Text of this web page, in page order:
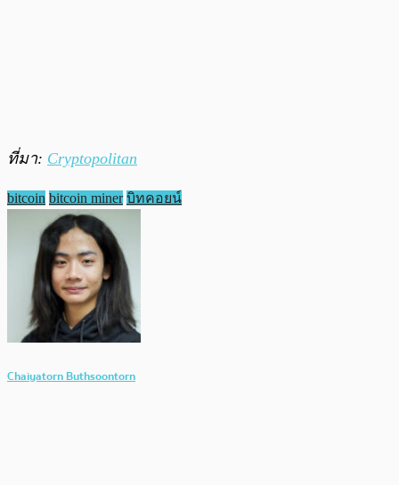
ที่มา: Cryptopolitan
bitcoin bitcoin miner บิทคอยน์
Chaiyatorn Buthsoontorn